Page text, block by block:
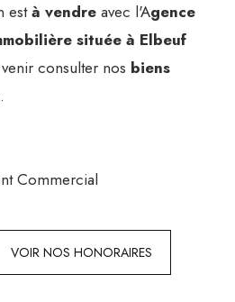
està vendre avec l'Agence
située à Elbeuf
consulter nos biens
.
Commercial
VOIR NOS HONORAIRES